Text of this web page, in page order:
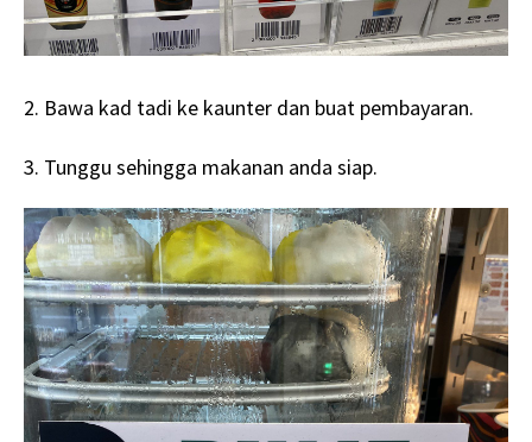
2. Bawa kad tadi ke kaunter dan buat pembayaran.
3. Tunggu sehingga makanan anda siap.